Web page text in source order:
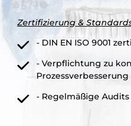
Zertifizierung &
- DIN EN ISO 9001
- Verpflichtung zu
Prozessverbesserung
- Regelmäßige